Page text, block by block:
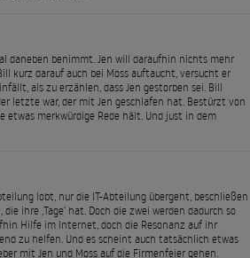
daneben benimmt. Jen will daraufhin nichts mehr
kurz darauf auch bei Moss auftaucht, versucht er
als zu erzählen, dass Jen gestorben sei. Bill
letzte war, der mit Jen geschlafen hat. Bestürzt von
etwas merkwürdige Rede hält. Und just in dem
lobt, nur die IT-Abteilung übergeht, beschließen
ihre ‚Tage‘ hat. Doch die zwei werden dadurch so
Hilfe im Internet, doch die Resonanz auf ihr
zu helfen. Und es scheint auch tatsächlich etwas
mit Jen und Moss auf die Firmenfeier gehen.